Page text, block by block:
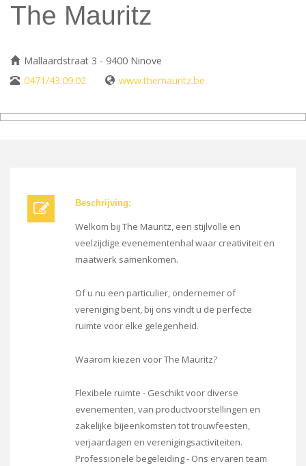
The Mauritz
Mallaardstraat 3 - 9400 Ninove
0471/43.09.02
www.themauritz.be
Beschrijving:
Welkom bij The Mauritz, een stijlvolle en
veelzijdige evenementenhal waar creativiteit en
maatwerk samenkomen.
Of u nu een particulier, ondernemer of
vereniging bent, bij ons vindt u de perfecte
ruimte voor elke gelegenheid.
Waarom kiezen voor The Mauritz?
Flexibele ruimte - Geschikt voor diverse
evenementen, van productvoorstellingen en
zakelijke bijeenkomsten tot trouwfeesten,
verjaardagen en verenigingsactiviteiten.
Professionele begeleiding - Ons ervaren team